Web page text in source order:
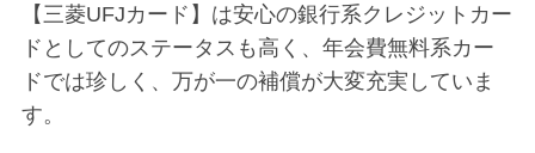
【三菱UFJカード】は安心の銀行系クレジットカー
ドとしてのステータスも高く、年会費無料系カー
ドでは珍しく、万が一の補償が大変充実していま
す。